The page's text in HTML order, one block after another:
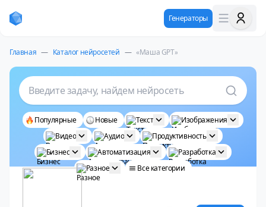
Генераторы
Главная — Каталог нейросетей — «Маша GPT»
Введите задачу, найдем нейросеть
Популярные Новые Текст
Изображения
Видео
Аудио
Продуктивность
Бизнес
Автоматизация
Разработка
Разное
Все категории